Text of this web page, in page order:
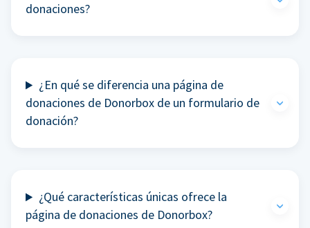
donaciones?
¿En qué se diferencia una página de
donaciones de Donorbox de un formulario de
donación?
¿Qué características únicas ofrece la
página de donaciones de Donorbox?